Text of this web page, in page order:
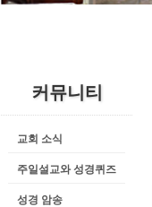
커뮤니티
교회 소식
주일설교와 성경퀴즈
성경 암송